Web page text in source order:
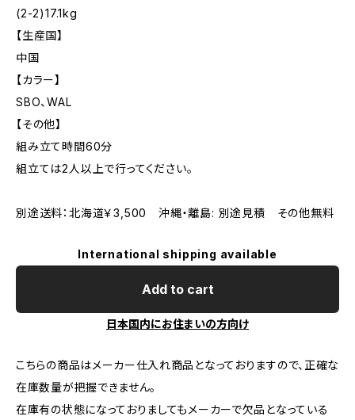
(2-2)17.1kg
【生産国】
中国
【カラー】
SBO、WAL
【その他】
組み立て時間60分
組立ては2人以上で行ってください。
別途送料：北海道￥3,500 沖縄・離島: 別途見積 その他無料
International shipping available
Add to cart
日本国内にお住まいの方向け
こちらの商品はメーカー仕入れ商品となっておりますので、正確な
在庫数量が把握できません。
在庫有の状態になっておりましてもメーカーで欠品となっている